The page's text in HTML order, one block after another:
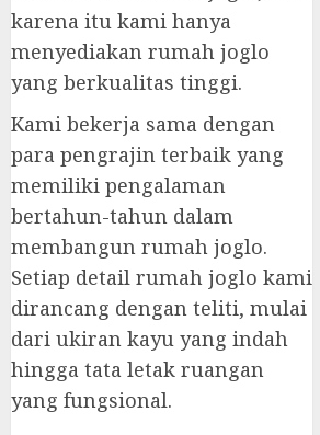
karena itu kami hanya
menyediakan rumah joglo
yang berkualitas tinggi.
Kami bekerja sama dengan
para pengrajin terbaik yang
memiliki pengalaman
bertahun-tahun dalam
membangun rumah joglo.
Setiap detail rumah joglo kami
dirancang dengan teliti, mulai
dari ukiran kayu yang indah
hingga tata letak ruangan
yang fungsional.